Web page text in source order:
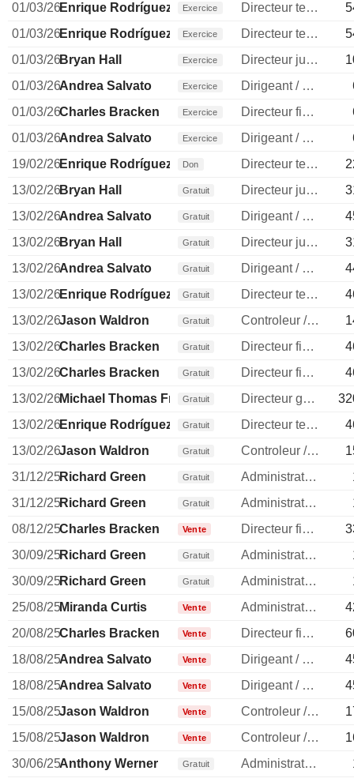
01/03/26Enrique Rodríguez Exercice Directeur technique
01/03/26Enrique Rodríguez Exercice Directeur technique
01/03/26Bryan Hall Exercice Directeur juridique
01/03/26Andrea Salvato Exercice Dirigeant / cadre principal
01/03/26Charles Bracken Exercice Directeur financier
01/03/26Andrea Salvato Exercice Dirigeant / cadre principal
19/02/26Enrique Rodríguez Don Directeur technique
13/02/26Bryan Hall Gratuit Directeur juridique
13/02/26Andrea Salvato Gratuit Dirigeant / cadre principal
13/02/26Bryan Hall Gratuit Directeur juridique
13/02/26Andrea Salvato Gratuit Dirigeant / cadre principal
13/02/26Enrique Rodríguez Gratuit Directeur technique
13/02/26Jason Waldron Gratuit Controleur / auditeur
13/02/26Charles Bracken Gratuit Directeur financier
13/02/26Charles Bracken Gratuit Directeur financier
13/02/26Michael Thomas FriesGratuit Directeur general
13/02/26Enrique Rodríguez Gratuit Directeur technique
13/02/26Jason Waldron Gratuit Controleur / auditeur
31/12/25Richard Green Gratuit Administrateur
31/12/25Richard Green Gratuit Administrateur
08/12/25Charles Bracken Vente Directeur financier
30/09/25Richard Green Gratuit Administrateur
30/09/25Richard Green Gratuit Administrateur
25/08/25Miranda Curtis Vente Administrateur
20/08/25Charles Bracken Vente Directeur financier
18/08/25Andrea Salvato Vente Dirigeant / cadre principal
18/08/25Andrea Salvato Vente Dirigeant / cadre principal
15/08/25Jason Waldron Vente Controleur / auditeur
15/08/25Jason Waldron Vente Controleur / auditeur
30/06/25Anthony Werner Gratuit Administrateur